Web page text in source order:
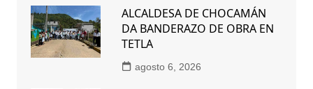
ALCALDESA DE CHOCAMÁN
DA BANDERAZO DE OBRA EN
TETLA
agosto 6, 2026